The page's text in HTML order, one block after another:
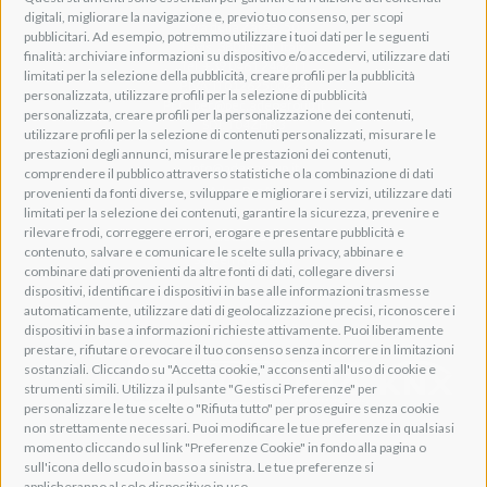
digitali, migliorare la navigazione e, previo tuo consenso, per scopi
pubblicitari. Ad esempio, potremmo utilizzare i tuoi dati per le seguenti
finalità: archiviare informazioni su dispositivo e/o accedervi, utilizzare dati
limitati per la selezione della pubblicità, creare profili per la pubblicità
personalizzata, utilizzare profili per la selezione di pubblicità
personalizzata, creare profili per la personalizzazione dei contenuti,
utilizzare profili per la selezione di contenuti personalizzati, misurare le
prestazioni degli annunci, misurare le prestazioni dei contenuti,
comprendere il pubblico attraverso statistiche o la combinazione di dati
provenienti da fonti diverse, sviluppare e migliorare i servizi, utilizzare dati
limitati per la selezione dei contenuti, garantire la sicurezza, prevenire e
rilevare frodi, correggere errori, erogare e presentare pubblicità e
contenuto, salvare e comunicare le scelte sulla privacy, abbinare e
combinare dati provenienti da altre fonti di dati, collegare diversi
dispositivi, identificare i dispositivi in base alle informazioni trasmesse
automaticamente, utilizzare dati di geolocalizzazione precisi, riconoscere i
dispositivi in base a informazioni richieste attivamente. Puoi liberamente
prestare, rifiutare o revocare il tuo consenso senza incorrere in limitazioni
sostanziali. Cliccando su "Accetta cookie," acconsenti all'uso di cookie e
strumenti simili. Utilizza il pulsante "Gestisci Preferenze" per
personalizzare le tue scelte o "Rifiuta tutto" per proseguire senza cookie
non strettamente necessari. Puoi modificare le tue preferenze in qualsiasi
momento cliccando sul link "Preferenze Cookie" in fondo alla pagina o
sull'icona dello scudo in basso a sinistra. Le tue preferenze si
Via della Zarga, 50
Lavis, 38015 TN, Italy
Tel: +39 0461 248211
P.IVA: IT01262500224
PEC: pec@pec.adeogroup.it
SDI: T04ZHR3
info@adeogroup.it
Adeo ProAV
Adeo HomeAV
Adeo Screen
Screen Research
Adeum Cinema Suite